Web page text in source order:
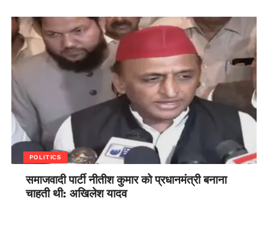
POLITICS
समाजवादी पार्टी नीतीश कुमार को प्रधानमंत्री बनाना
चाहती थी: अखिलेश यादव